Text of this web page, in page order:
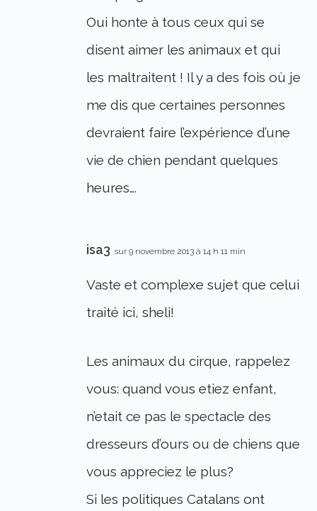
Oui honte à tous ceux qui se
disent aimer les animaux et qui
les maltraitent ! Il y a des fois où je
me dis que certaines personnes
devraient faire l’expérience d’une
vie de chien pendant quelques
heures….
isa3 sur 9 novembre 2013 à 14 h 11 min
Vaste et complexe sujet que celui
traité ici, sheli!
Les animaux du cirque, rappelez
vous: quand vous etiez enfant,
n’etait ce pas le spectacle des
dresseurs d’ours ou de chiens que
vous appreciez le plus?
Si les politiques Catalans ont